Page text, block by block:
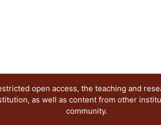
open access, the teaching and
as well as content from other
community.